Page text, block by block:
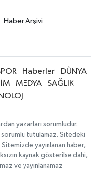
Haber Arşivi
Haberler
DÜNYA
MEDYA
SAĞLIK
yazarları sorumludur.
sorumlu tutulamaz. Sitedeki
Sitemizde yayınlanan haber,
kaynak gösterilse dahi,
ve yayınlanamaz